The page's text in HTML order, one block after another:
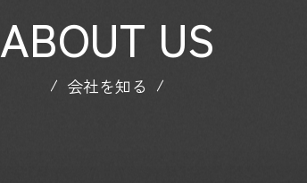
ABOUT US
会社を知る